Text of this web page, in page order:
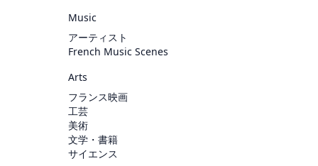
Music
アーティスト
French Music Scenes
Arts
フランス映画
工芸
美術
文学・書籍
サイエンス